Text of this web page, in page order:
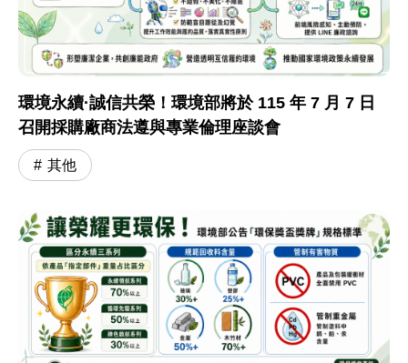
環境永續·誠信共榮！環境部將於 115 年 7 月 7 日
召開採購廠商法遵與專業倫理座談會
其他